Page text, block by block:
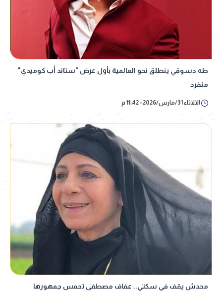
طه دسوقي ينطلق نحو العالمية بأول عرض "ستاند أب كوميدي"
منفرد
الثلاثاء 31/مارس/2026 - 11:42 م
محدش يقف في سكتي.. عفاف مصطفى تحمس جمهورها